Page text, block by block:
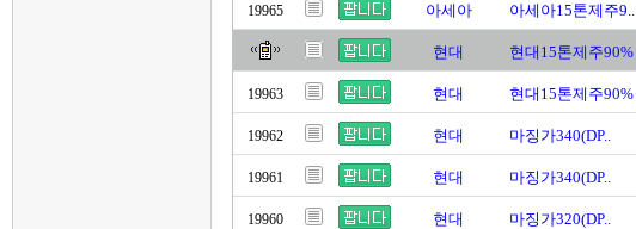
19965 아세아 아세아15톤제주9..
현대 현대15톤제주90%
19963 현대 현대15톤제주90%
19962 현대 마징가340(DP..
19961 현대 마징가340(DP..
19960 현대 마징가320(DP..